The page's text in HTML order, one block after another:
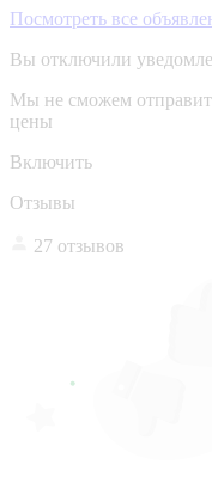
Посмотреть все
Вы отключили
Мы не сможем
цены
Включить
Отзывы
27 отзывов